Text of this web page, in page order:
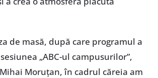
de masă, după care programul a
„ABC-ul campusurilor”,
Moruțan, în cadrul căreia am